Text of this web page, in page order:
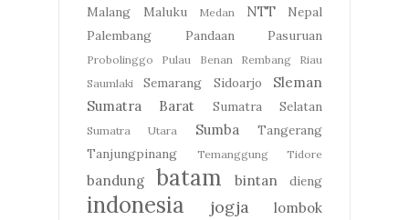
Malang Maluku Medan NTT
Nepal
Palembang
Pandaan Pasuruan
Probolinggo Pulau Benan Rembang
Riau
Saumlaki
Semarang Sidoarjo
Sleman
Sumatra Barat
Sumatra Selatan
Sumatra Utara Sumba
Tangerang
Tanjungpinang
Temanggung Tidore
bandung batam bintan dieng
indonesia jogja
lombok